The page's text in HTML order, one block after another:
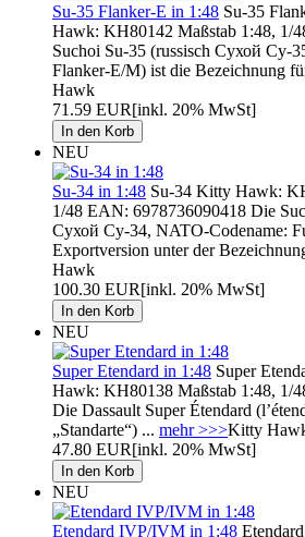
Su-35 Flanker-E in 1:48 Su-35
Hawk: KH80142 Maßstab 1:48, 1/
Suchoi Su-35 (russisch Сухой Су-
Flanker-E/M) ist die Bezeichnung
Hawk
71.59 EUR[inkl. 20% MwSt]
NEU
Su-34 in 1:48 Su-34 Kitty Hawk:
1/48 EAN: 6978736090418 Die
Сухой Су-34, NATO-Codename:
Exportversion unter der
Hawk
100.30 EUR[inkl. 20% MwSt]
NEU
Super Etendard in 1:48 Super
Hawk: KH80138 Maßstab 1:48, 1/
Die Dassault Super Étendard
„Standarte“) ... mehr >>>Kitty
47.80 EUR[inkl. 20% MwSt]
NEU
Etendard IVP/IVM in 1:48